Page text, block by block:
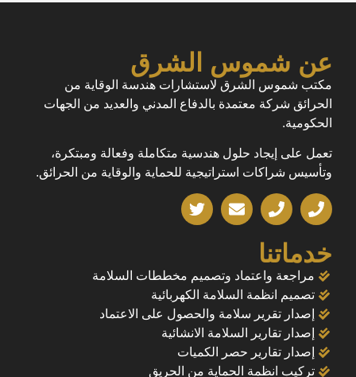
عن شموس الشرق
مكتب شموس الشرق لاستشارات هندسة الوقاية من
الحرائق شركة معتمدة بالدفاع المدني والعديد من الجهات
الحكومية.
تعمل على إيجاد حلول هندسية متكاملة وفعالة ومبتكرة،
وتأسيس شراكات استراتيجية للحماية والوقاية من الحرائق.
خدماتنا
مراجعة واعتماد وتصميم مخططات السلامة
تصميم انظمة السلامة الكهربائية
إصدار تقرير سلامة والحصول على الاعتماد
إصدار تقارير السلامة الانشائية
إصدار تقارير حصر الكميات
تركيب انظمة الحماية من الحريق